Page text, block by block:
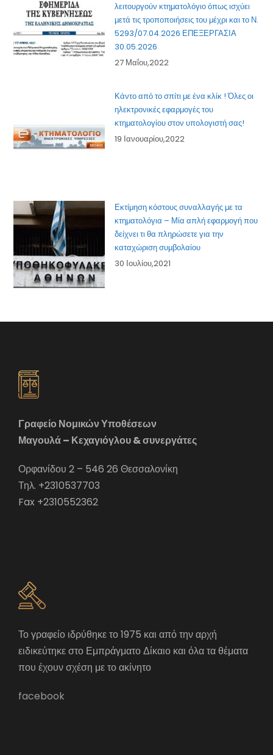
λειτουργούν κτηματολόγιο όπως ισχύει
μετά τις τροποποιήσεις του μέχρι και το Ν.
5293/07.04.2026 ΕΠΕΞΕΡΓΑΣΙΑ
30.05.2026
27 Μαΐου,2022
Κάντο από το σπίτι με ένα κλίκ ! Όλες οι
ηλεκτρονικές εφαρμογές του
κτηματολογίου στον υπολογιστή σας!
19 Ιανουαρίου,2022
Εκτίμηση κόστους συναλλαγής με τα
κτηματολόγια – Μία απλή εφαρμογή που
δείχνει τι θα πληρώσετε για την
καταχώριση συμβολαίου
30 Ιουλίου,2021
Γραφείο Νομικών Υποθέσεων
Μαγουλά – Κεχαγιόγλου & συνεργάτες
Ορφανίδου 2 – 546 26 Θεσσαλονίκη
Τηλ. +2310537703
Fax +2310552362
Το γραφείο ιδρύθηκε το 1975 και από την αρχή
ειδικεύτηκε στο Εμπράγματο Δίκαιο και όλα τα θέματα
που έχουν σχέση με το ακίνητο
facebook